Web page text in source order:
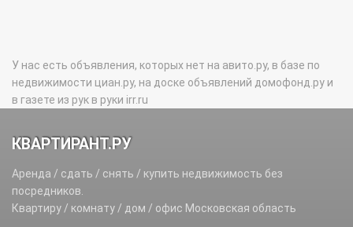
У нас есть объявления, которых нет на авито.ру, в базе по
недвижимости циан.ру, на доске объявлений домофонд.ру и
в газете из рук в руки irr.ru
КВАРТИРАНТ.РУ
Аренда / сдать / снять / купить недвижимость без
посредников.
Квартиру / комнату / дом / офис Московская область